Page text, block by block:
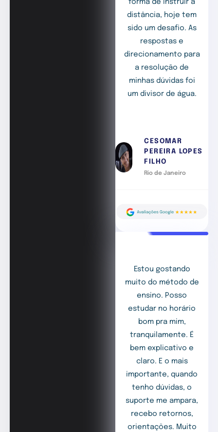
forma de instruir a
distância, hoje tem
sido um desafio. As
respostas e
direcionamento para
a resolução de
minhas dúvidas foi
um divisor de água.
CESOMAR
PEREIRA LOPES
FILHO
Rio de Janeiro
Estou gostando
muito do método de
ensino. Posso
estudar no horário
bom pra mim,
tranquilamente. É
bem explicativo e
claro. E o mais
importante, quando
tenho dúvidas, o
suporte me ampara,
recebo retornos,
orientações. Muito